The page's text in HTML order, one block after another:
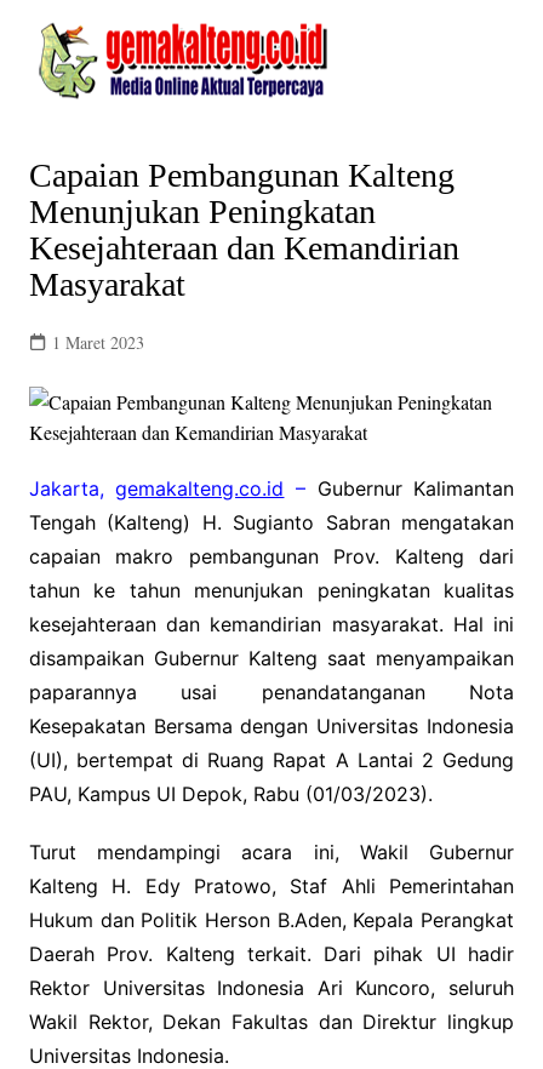
content
Capaian Pembangunan Kalteng
Menunjukan Peningkatan
Kesejahteraan dan Kemandirian
Masyarakat
1 Maret 2023
Jakarta,gemakalteng.co.id – Gubernur Kalimantan
Tengah (Kalteng) H. Sugianto Sabran mengatakan
capaian makro pembangunan Prov. Kalteng dari
tahun ke tahun menunjukan peningkatan kualitas
kesejahteraan dan kemandirian masyarakat. Hal ini
disampaikan Gubernur Kalteng saat menyampaikan
paparannya usai penandatanganan Nota
Kesepakatan Bersama dengan Universitas Indonesia
(UI), bertempat di Ruang Rapat A Lantai 2 Gedung
PAU, Kampus UI Depok, Rabu (01/03/2023).
Turut mendampingi acara ini, Wakil Gubernur
Kalteng H. Edy Pratowo, Staf Ahli Pemerintahan
Hukum dan Politik Herson B.Aden, Kepala Perangkat
Daerah Prov. Kalteng terkait. Dari pihak UI hadir
Rektor Universitas Indonesia Ari Kuncoro, seluruh
Wakil Rektor, Dekan Fakultas dan Direktur lingkup
Universitas Indonesia.